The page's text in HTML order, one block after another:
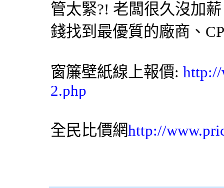
管太緊?! 老闆很久沒加
錢找到最優質的廠商、
窗簾壁紙線上報價: http://
2.php
全民比價網http://